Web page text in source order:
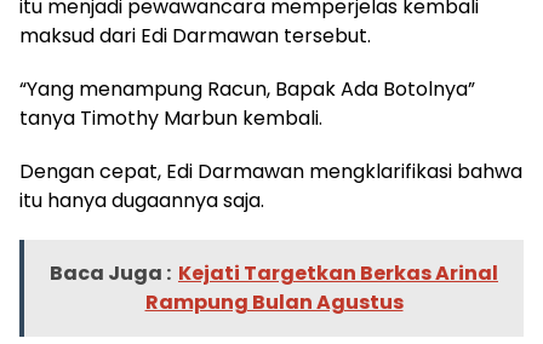
itu menjadi pewawancara memperjelas kembali
maksud dari Edi Darmawan tersebut.
“Yang menampung Racun, Bapak Ada Botolnya”
tanya Timothy Marbun kembali.
Dengan cepat, Edi Darmawan mengklarifikasi bahwa
itu hanya dugaannya saja.
Baca Juga : Kejati Targetkan Berkas Arinal
Rampung Bulan Agustus